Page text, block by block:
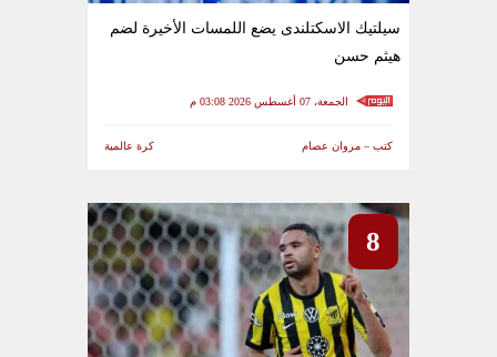
سيلتيك الاسكتلندى يضع اللمسات الأخيرة لضم
هيثم حسن
الجمعة، 07 أغسطس 2026 03:08 م
كتب – مروان عصام كرة عالمية
8